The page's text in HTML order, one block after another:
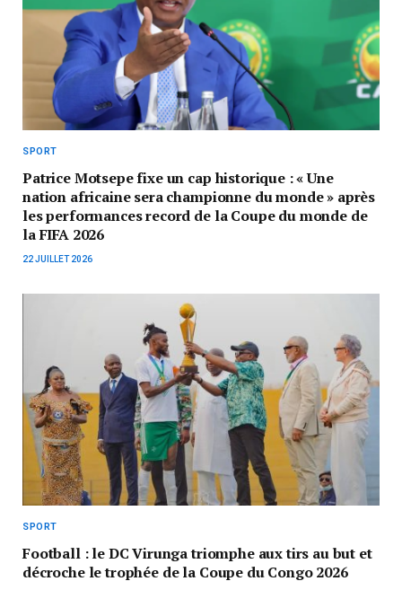
SPORT
Patrice Motsepe fixe un cap historique : « Une
nation africaine sera championne du monde » après
les performances record de la Coupe du monde de
la FIFA 2026
22 JUILLET 2026
SPORT
Football : le DC Virunga triomphe aux tirs au but et
décroche le trophée de la Coupe du Congo 2026